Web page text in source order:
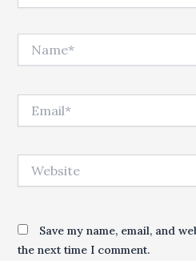
Save my name, email, and
the next time I comment.